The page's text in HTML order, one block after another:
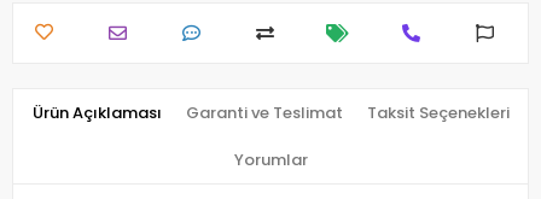
Ürün Açıklaması Garanti ve Teslimat Taksit Seçenekleri
Yorumlar